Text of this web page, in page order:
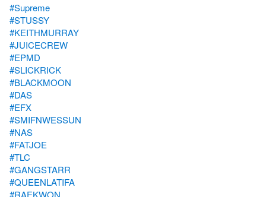
#Supreme
#STUSSY
#KEITHMURRAY
#JUICECREW
#EPMD
#SLICKRICK
#BLACKMOON
#DAS
#EFX
#SMIFNWESSUN
#NAS
#FATJOE
#TLC
#GANGSTARR
#QUEENLATIFA
#RAEKWON